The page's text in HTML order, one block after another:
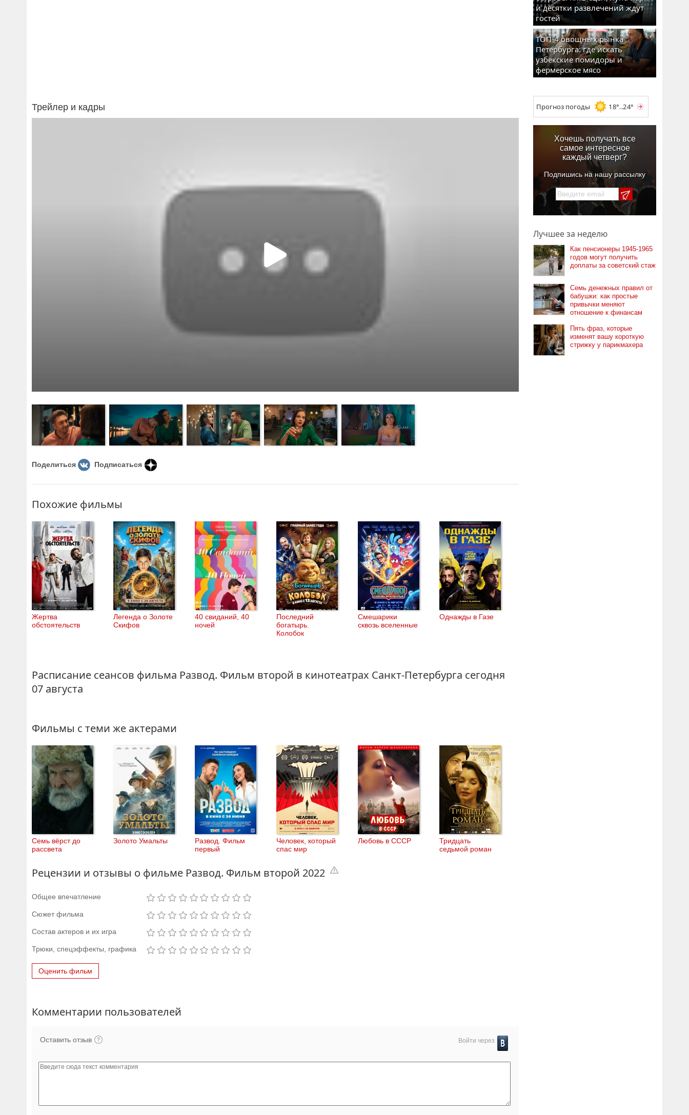
Трейлер и кадры
Поделиться Подписаться
Похожие фильмы
Жертва
обстоятельств
Легенда о Золоте
Скифов
40 свиданий, 40
ночей
Последний
богатырь.
Колобок
Смешарики
сквозь вселенные
Однажды в Газе
Расписание сеансов фильма Развод. Фильм второй в кинотеатрах Санкт-Петербурга сегодня
07 августа
Фильмы с теми же актерами
Семь вёрст до
рассвета
Золото Умальты
Развод. Фильм
первый
Человек, который
спас мир
Любовь в СССР
Тридцать
седьмой роман
Рецензии и отзывы о фильме Развод. Фильм второй 2022
Общее впечатление
Сюжет фильма
Состав актеров и их игра
Трюки, спецэффекты, графика
Оценить фильм
Комментарии пользователей
Оставить отзыв Войти через
и десятки развлечений ждут
гостей
ТОП-4 овощных рынка
Петербурга: где искать
узбекские помидоры и
фермерское мясо
Прогноз погоды 18°..24°
Хочешь получать все
самое интересное
каждый четверг?
Подпишись на нашу рассылку
Лучшее за неделю
Как пенсионеры 1945-1965
годов могут получить
доплаты за советский стаж
Семь денежных правил от
бабушки: как простые
привычки меняют
отношение к финансам
Пять фраз, которые
изменят вашу короткую
стрижку у парикмахера